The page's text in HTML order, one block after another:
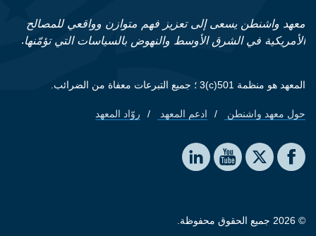
معهد واشنطن يسعى إلى تعزيز فهم متوازن وواقعي للمصالح
الأمريكية في الشرق الأوسط والنهوض بالسياسات التي تؤمّنها.
المعهد هو منظمة 501(c)3 ؛ جميع التبرعات معفاة من الضرائب.
Footer quick links
حول معهد واشنطن ادعم المعهد روّاد المعهد
Social media
The Washington Institute on Facebook
The Washington Institute on X
The Washington Institute on YouTube
The Washington Institute on LinkedIn
© 2026 جميع الحقوق محفوظة.